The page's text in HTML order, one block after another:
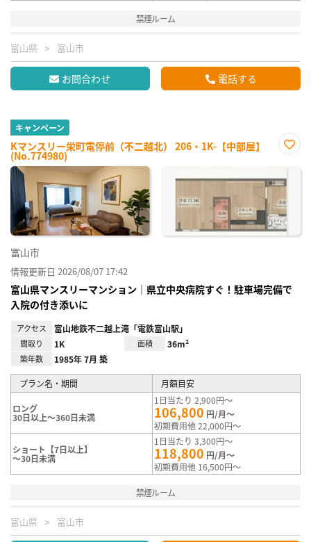
禁煙ルーム
富山県 富山市
お問合わせ 電話する
キャンペーン
Kマンスリー栄町電停前（不二越北） 206・1K-【中部屋】
(No.774980)
に入
り登
録
富山市
情報更新日 2026/08/07 17:42
富山県マンスリーマンション｜県立中央病院すぐ！駐車場完備で
入院の付き添いに
アクセス 富山地鉄不二越上滝「電鉄富山駅」
間取り 1K 面積 36m²
築年数 1985年 7月 築
プラン名・期間 月額目安
ロング
30日以上～360日未満
1日当たり 2,900円～
106,800 円/月～
初期費用他 22,000円～
ショート【7日以上】
～30日未満
1日当たり 3,300円～
118,800 円/月～
初期費用他 16,500円～
禁煙ルーム
富山県 富山市